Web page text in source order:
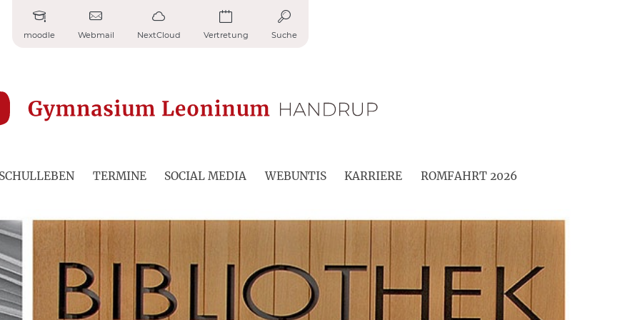
moodle Webmail NextCloud Vertretung Suche
SCHULLEBEN TERMINE SOCIAL MEDIA WEBUNTIS KARRIERE ROMFAHRT 2026